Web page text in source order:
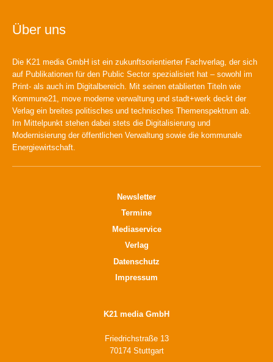
Über uns
Die K21 media GmbH ist ein zukunftsorientierter Fachverlag, der sich
auf Publikationen für den Public Sector spezialisiert hat – sowohl im
Print- als auch im Digitalbereich. Mit seinen etablierten Titeln wie
Kommune21, move moderne verwaltung und stadt+werk deckt der
Verlag ein breites politisches und technisches Themenspektrum ab.
Im Mittelpunkt stehen dabei stets die Digitalisierung und
Modernisierung der öffentlichen Verwaltung sowie die kommunale
Energiewirtschaft.
Newsletter
Termine
Mediaservice
Verlag
Datenschutz
Impressum
K21 media GmbH
Friedrichstraße 13
70174 Stuttgart